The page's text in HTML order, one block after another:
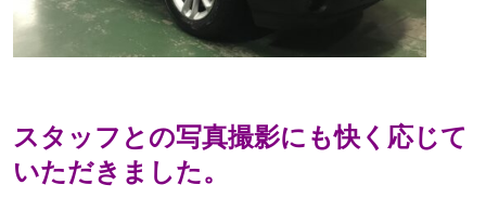
スタッフとの写真撮影にも快く応じて
いただきました。